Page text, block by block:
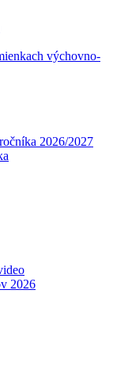
výchovno-
2026/2027
2026